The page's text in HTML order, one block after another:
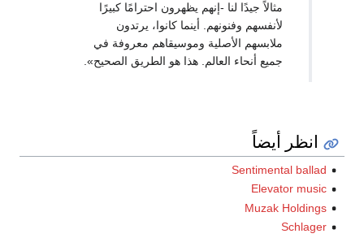
مثالاً جيدًا لنا -إنهم يظهرون احترامًا كبيرًا
لأنفسهم وفنونهم. أينما كانوا، يرتدون
ملابسهم الأصلية وموسيقاهم معروفة في
جميع أنحاء العالم. هذا هو الطريق الصحيح».
انظر أيضاً
Sentimental ballad
Elevator music
Muzak Holdings
Schlager